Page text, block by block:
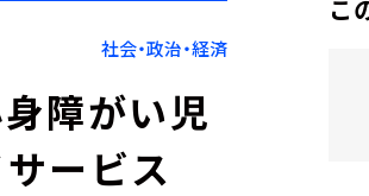
YouTube
会社情報社会・政治・経済
障がい児
ービス
こ